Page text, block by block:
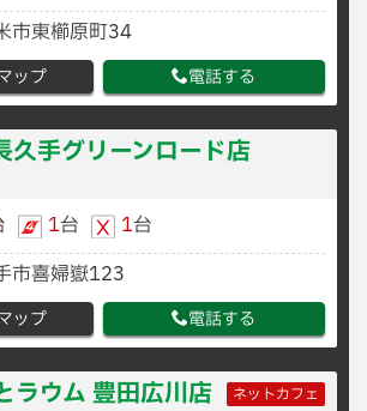
市東櫛原町34
ップ 電話する
久手グリーンロード店
1台 1台
市喜婦嶽123
ップ 電話する
ラウム 豊田広川店 ネットカフェ